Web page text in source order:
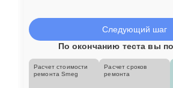
Следующий шаг
По окончанию теста вы
Расчет стоимости
ремонта Smeg
Расчет сроков
ремонта